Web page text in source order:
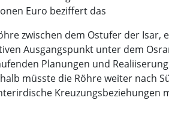
Euro beziffert das
zwischen dem Ostufer der Isar,
Ausgangspunkt unter dem
Planungen und
müsste die Röhre weiter nach
Kreuzungsbeziehungen